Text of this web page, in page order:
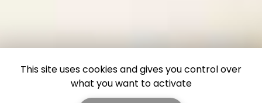
This site uses cookies and gives you control over
what you want to activate